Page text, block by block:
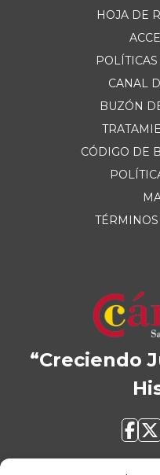
HOJA DE
CANAL
BUZÓN
CÓDIGO DE
“Creciendo